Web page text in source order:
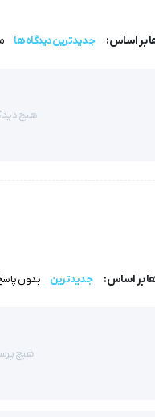
شود، نوعی ماسک یکبار
مشخصی اکسیژن به
بر اساس: جدیدترین دیدگاه ها
هیچ
بر اساس: جدیدترین بدون
هیچ